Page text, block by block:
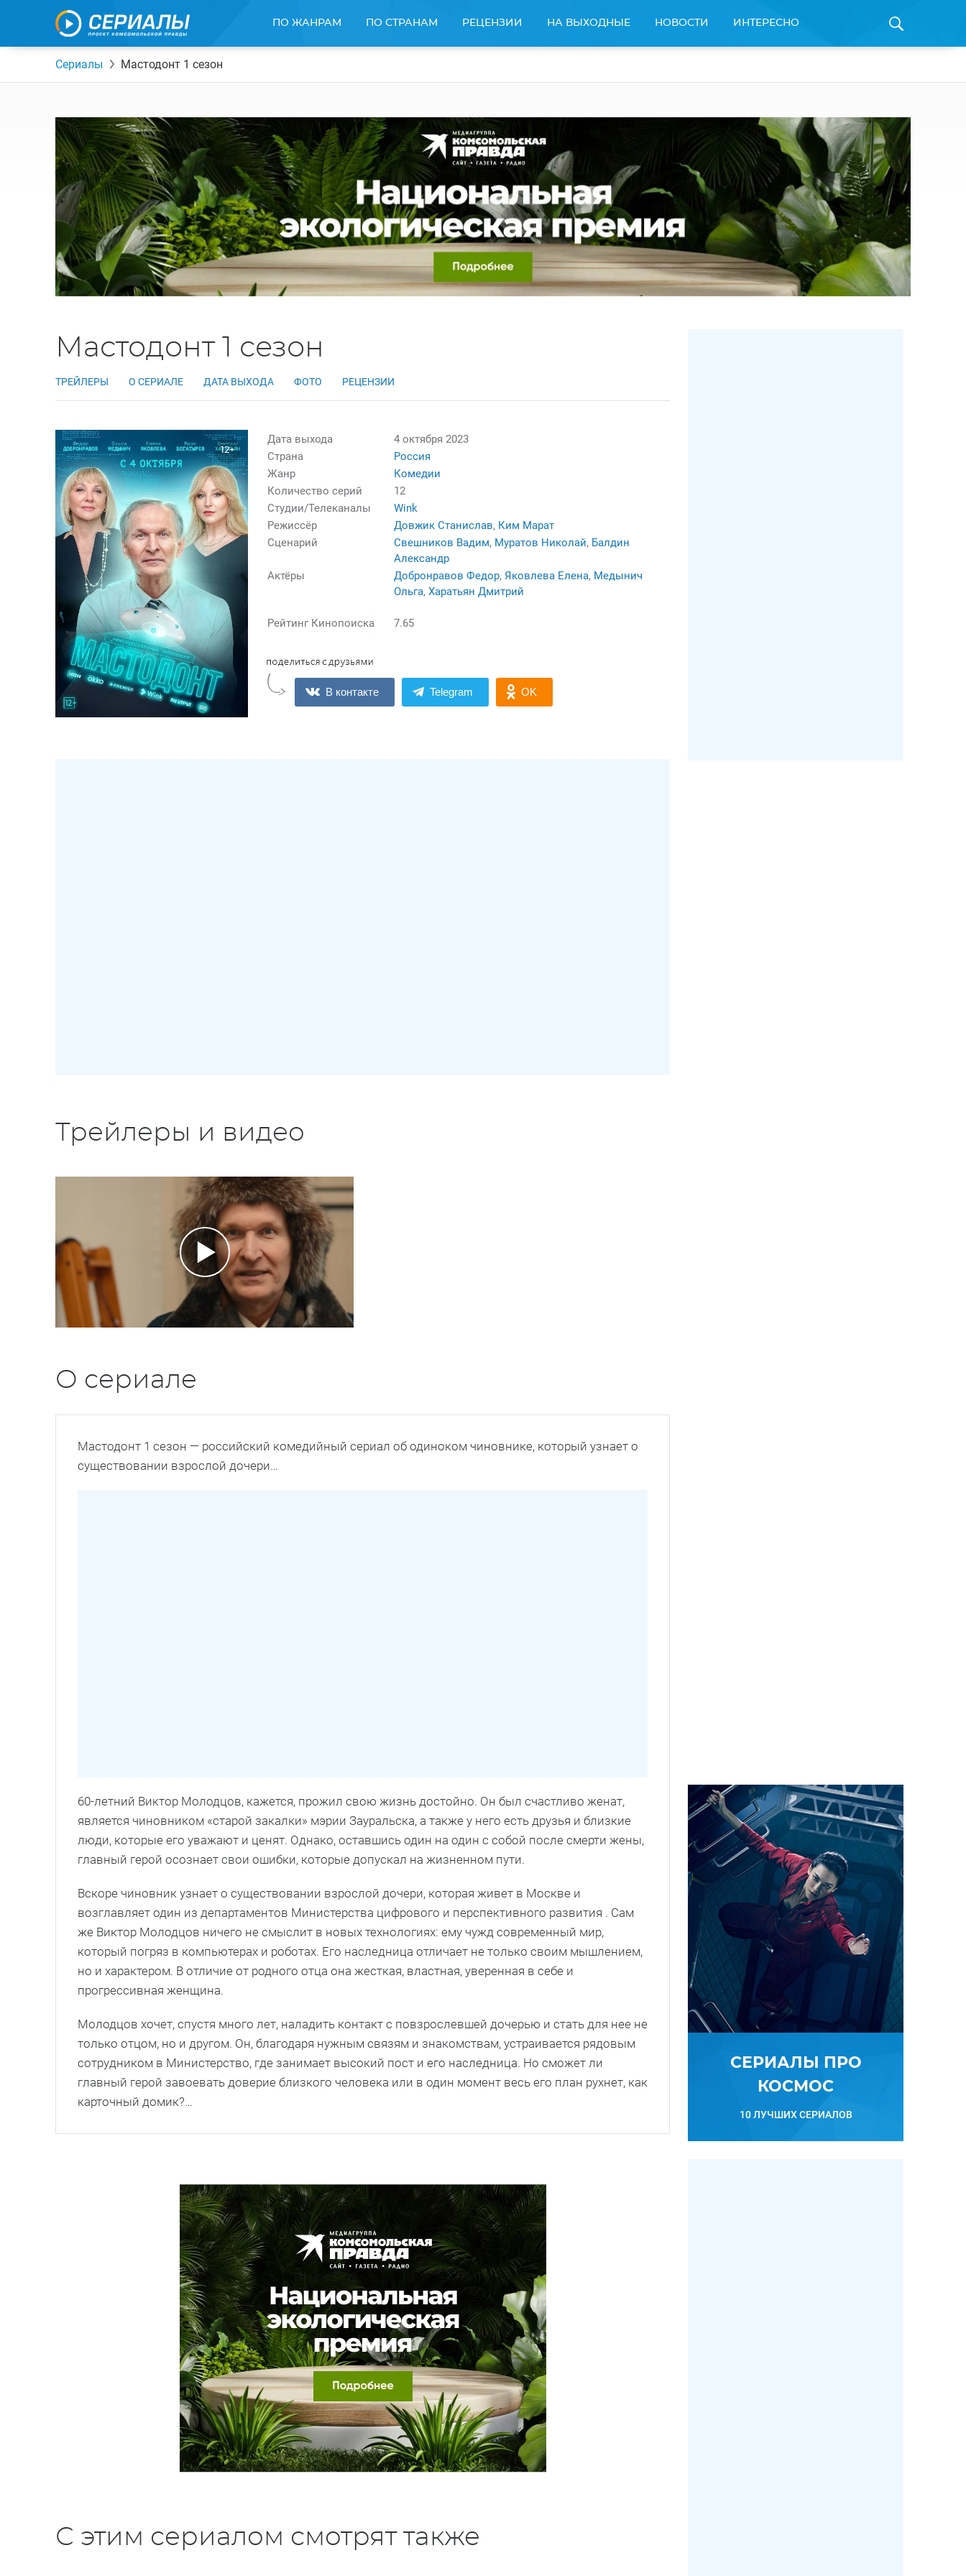
ПО ЖАНРАМ ПО СТРАНАМ РЕЦЕНЗИИ НА ВЫХОДНЫЕ НОВОСТИ ИНТЕРЕСНО
Сериалы Мастодонт 1 сезон
Мастодонт 1 сезон
ТРЕЙЛЕРЫ О СЕРИАЛЕ ДАТА ВЫХОДА ФОТО РЕЦЕНЗИИ
12+
Дата выхода
4 октября 2023
Страна
Россия
Жанр
Комедии
Количество серий
12
Студии/Телеканалы
Wink
Режиссёр
Довжик Станислав, Ким Марат
Сценарий
Свешников Вадим, Муратов Николай, Балдин
Александр
Актёры
Добронравов Федор, Яковлева Елена, Медынич
Ольга,Харатьян Дмитрий
Рейтинг Кинопоиска 7.65
В контакте Telegram OK
Трейлеры и видео
О сериале
Мастодонт 1 сезон — российский комедийный сериал об одиноком чиновнике, который узнает о
существовании взрослой дочери…
60-летний Виктор Молодцов, кажется, прожил свою жизнь достойно. Он был счастливо женат,
является чиновником «старой закалки» мэрии Зауральска, а также у него есть друзья и близкие
люди, которые его уважают и ценят. Однако, оставшись один на один с собой после смерти жены,
главный герой осознает свои ошибки, которые допускал на жизненном пути.
Вскоре чиновник узнает о существовании взрослой дочери, которая живет в Москве и
возглавляет один из департаментов Министерства цифрового и перспективного развития . Сам
же Виктор Молодцов ничего не смыслит в новых технологиях: ему чужд современный мир,
который погряз в компьютерах и роботах. Его наследница отличает не только своим мышлением,
но и характером. В отличие от родного отца она жесткая, властная, уверенная в себе и
прогрессивная женщина.
Молодцов хочет, спустя много лет, наладить контакт с повзрослевшей дочерью и стать для нее не
только отцом, но и другом. Он, благодаря нужным связям и знакомствам, устраивается рядовым
сотрудником в Министерство, где занимает высокий пост и его наследница. Но сможет ли
главный герой завоевать доверие близкого человека или в один момент весь его план рухнет, как
карточный домик?…
С этим сериалом смотрят также
СЕРИАЛЫ ПРО
КОСМОС
10 ЛУЧШИХ СЕРИАЛОВ